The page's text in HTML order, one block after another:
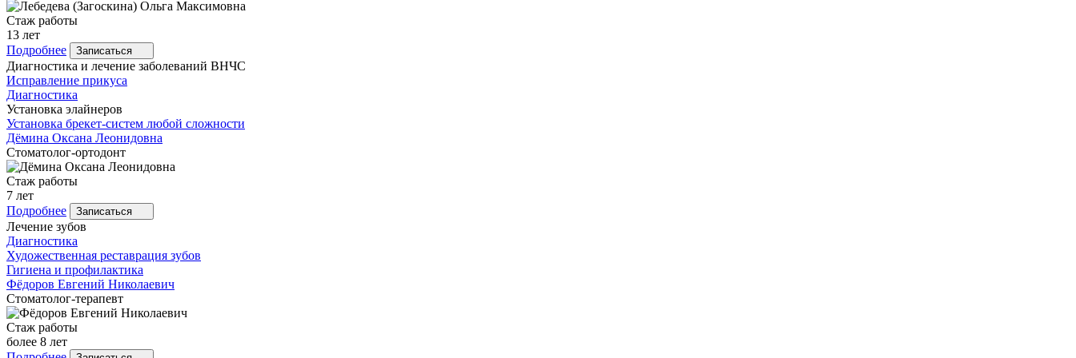
Стаж работы
13 лет
Подробнее
Записаться
Диагностика и лечение заболеваний ВНЧС
Исправление прикуса
Диагностика
Установка элайнеров
Установка брекет-систем любой сложности
Дёмина Оксана Леонидовна
Стоматолог-ортодонт
Стаж работы
7 лет
Подробнее
Записаться
Лечение зубов
Диагностика
Художественная реставрация зубов
Гигиена и профилактика
Фёдоров Евгений Николаевич
Стоматолог-терапевт
Стаж работы
более 8 лет